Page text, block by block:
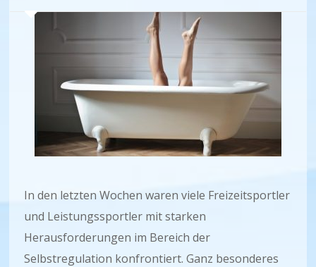
In den letzten Wochen waren viele Freizeitsportler
und Leistungssportler mit starken
Herausforderungen im Bereich der
Selbstregulation konfrontiert. Ganz besonderes